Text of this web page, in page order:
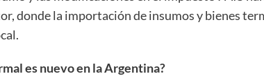
donde la importación de insumos y bienes
es nuevo en la Argentina?